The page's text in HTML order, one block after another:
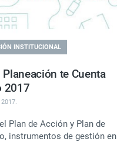
INSTITUCIONAL
te Cuenta
2017
2017.
Plan de Acción y Plan de
instrumentos de gestión en